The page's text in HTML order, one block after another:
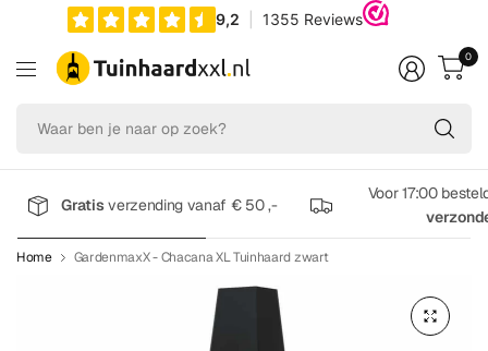
op
0
Gratisverzending vanaf € 50 ,-
Voor 17:00
Home GardenmaxX - Chacana XL Tuinhaard zwart